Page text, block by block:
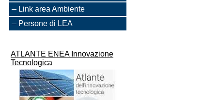
Link area Ambiente
Persone di LEA
ATLANTE ENEA Innovazione
Tecnologica